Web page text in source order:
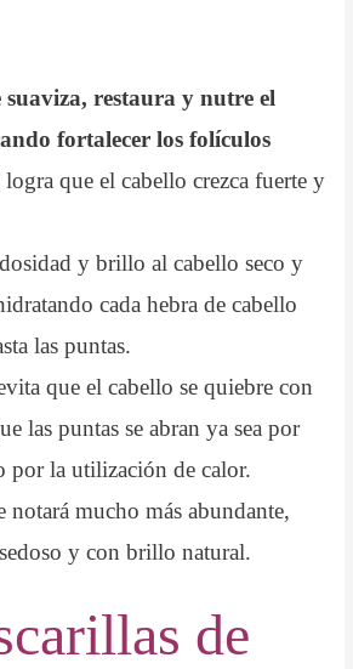
suaviza, restaura y nutre el
fortalecer los folículos
logra que el cabello crezca fuerte y
y brillo al cabello seco y
cada hebra de cabello
las puntas.
que el cabello se quiebre con
las puntas se abran ya sea por
por la utilización de calor.
notará mucho más abundante,
y con brillo natural.
de